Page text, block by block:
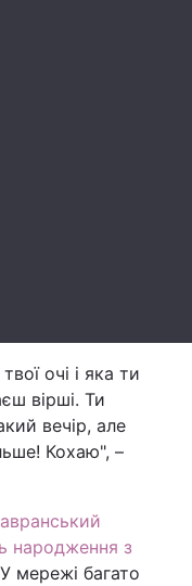
очі і яка ти
вірші. Ти
вечір, але
Кохаю", –
народження з
мережі багато